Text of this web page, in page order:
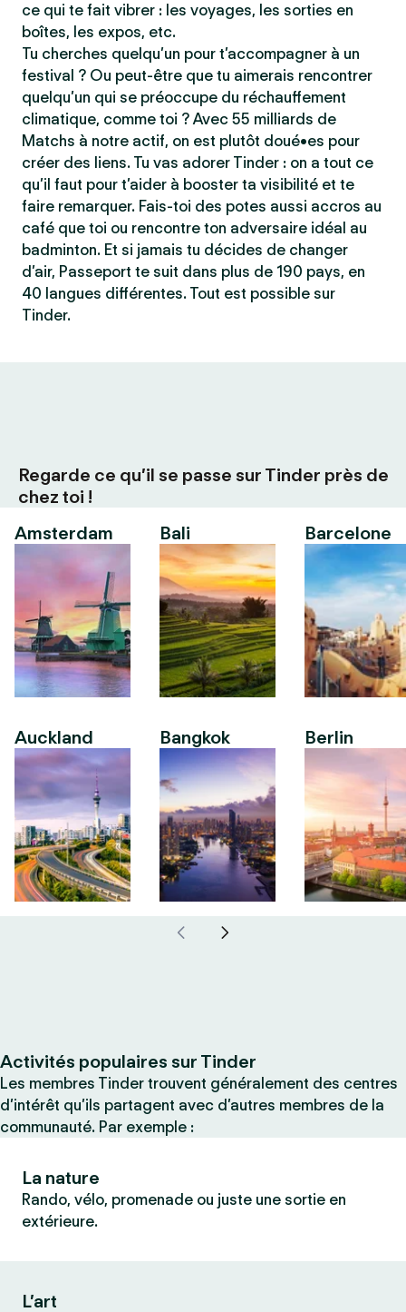
ce qui te fait vibrer : les voyages, les sorties en
boîtes, les expos, etc.
Tu cherches quelqu’un pour t’accompagner à un
festival ? Ou peut-être que tu aimerais rencontrer
quelqu’un qui se préoccupe du réchauffement
climatique, comme toi ? Avec 55 milliards de
Matchs à notre actif, on est plutôt doué•es pour
créer des liens. Tu vas adorer Tinder : on a tout ce
qu’il faut pour t’aider à booster ta visibilité et te
faire remarquer. Fais-toi des potes aussi accros au
café que toi ou rencontre ton adversaire idéal au
badminton. Et si jamais tu décides de changer
d’air, Passeport te suit dans plus de 190 pays, en
40 langues différentes. Tout est possible sur
Tinder.
Regarde ce qu’il se passe sur Tinder près de
chez toi !
Amsterdam
Auckland
Bali
Bangkok
Barcelone
Berlin
Activités populaires sur Tinder
Les membres Tinder trouvent généralement des centres
d’intérêt qu’ils partagent avec d’autres membres de la
communauté. Par exemple :
La nature
Rando, vélo, promenade ou juste une sortie en
extérieure.
L’art